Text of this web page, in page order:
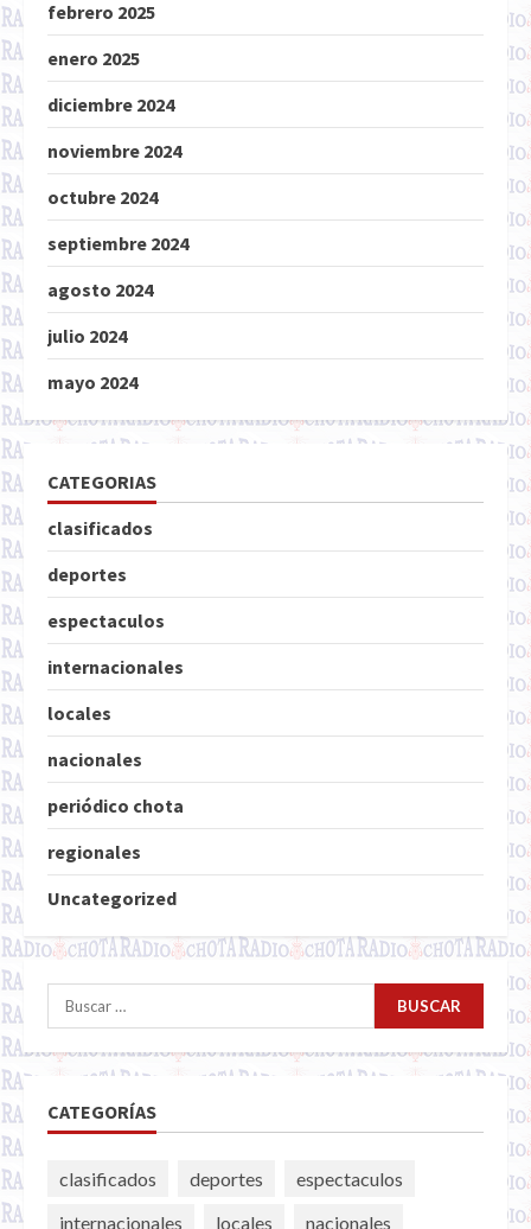
febrero 2025
enero 2025
diciembre 2024
noviembre 2024
octubre 2024
septiembre 2024
agosto 2024
julio 2024
mayo 2024
CATEGORIAS
clasificados
deportes
espectaculos
internacionales
locales
nacionales
periódico chota
regionales
Uncategorized
Buscar:
CATEGORÍAS
clasificados deportes
espectaculos
internacionales
locales
nacionales